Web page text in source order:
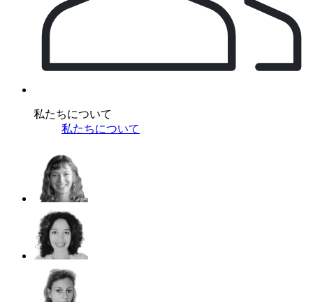
私たちについて
私たちについて